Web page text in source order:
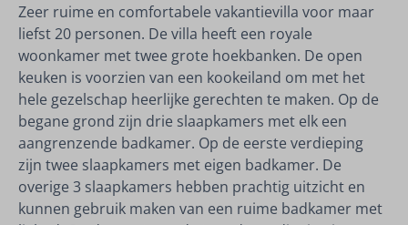
Zeer ruime en comfortabele vakantievilla voor maar
liefst 20 personen. De villa heeft een royale
woonkamer met twee grote hoekbanken. De open
keuken is voorzien van een kookeiland om met het
hele gezelschap heerlijke gerechten te maken. Op de
begane grond zijn drie slaapkamers met elk een
aangrenzende badkamer. Op de eerste verdieping
zijn twee slaapkamers met eigen badkamer. De
overige 3 slaapkamers hebben prachtig uitzicht en
kunnen gebruik maken van een ruime badkamer met